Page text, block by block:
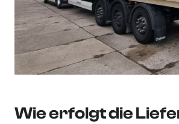
Wie erfolgt die